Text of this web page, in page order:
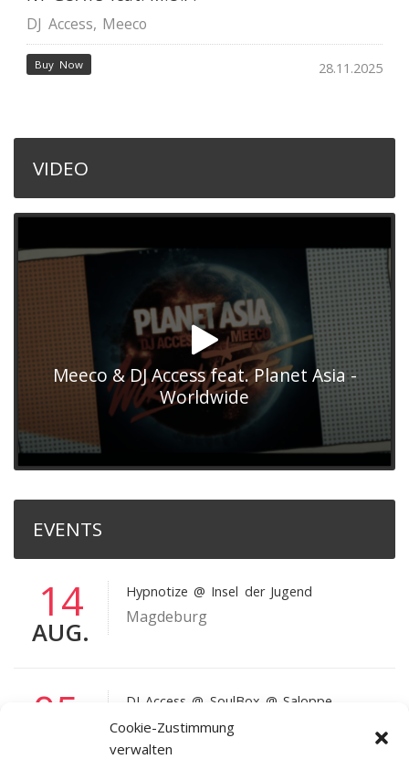
Cookie-Zustimmung
verwalten
DJ Access, Meeco
Buy Now 28.11.2025
VIDEO
Meeco & DJ Access feat. Planet Asia -
Worldwide
EVENTS
14
AUG.
Hypnotize @ Insel der Jugend
Magdeburg
05 DJ Access @ SoulBox @ Saloppe
Dresden